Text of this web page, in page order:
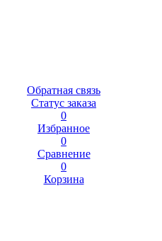
Обратная связь
Статус заказа
0
Избранное
0
Сравнение
0
Корзина